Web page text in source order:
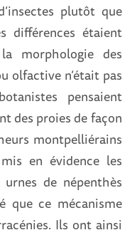
plutôt que
différences étaient
morphologie des
olfactive n’était pas
pensaient
des proies de façon
montpelliérains
en évidence les
de népenthès
que ce mécanisme
Ils ont ainsi